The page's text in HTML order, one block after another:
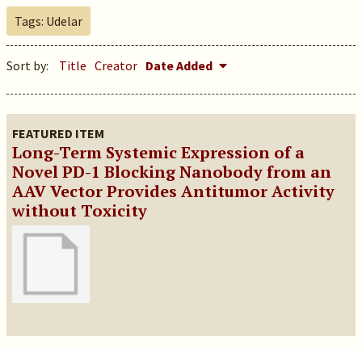
Tags: Udelar
Sort by: Title Creator Date Added
FEATURED ITEM
Long-Term Systemic Expression of a
Novel PD-1 Blocking Nanobody from an
AAV Vector Provides Antitumor Activity
without Toxicity